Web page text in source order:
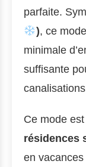
parfaite.
), ce
minimale
suffisante
Ce mode
résidences
en